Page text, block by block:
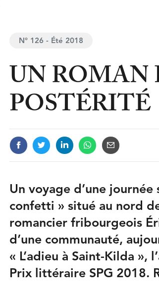
N° 126 - Été 2018
UN ROMAN
POSTÉRITÉ
Un voyage d’une journée
confetti » situé au nord
romancier fribourgeois
d’une communauté,
« L’adieu à Saint-Kilda »,
Prix littéraire SPG 2018.